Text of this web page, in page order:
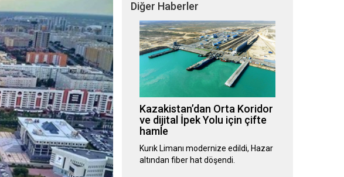
Diğer Haberler
Kazakistan’dan Orta Koridor
ve dijital İpek Yolu için çifte
hamle
Kurık Limanı modernize edildi, Hazar
altından fiber hat döşendi.